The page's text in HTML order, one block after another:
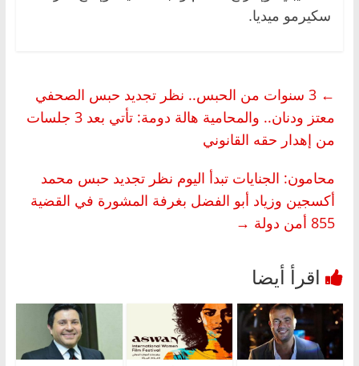
سكيرمو ميديا.
←
3 سنوات من الحبس.. نظر تجديد حبس الصحفي
معتز ودنان.. والمحامية هالة دومة: تأتي بعد 3 جلسات
من إهدار حقه القانوني
محامون: الجنايات تبدأ اليوم نظر تجديد حبس محمد
أكسجين وزياد أبو الفضل بغرفة المشورة في القضية
855 أمن دولة
→